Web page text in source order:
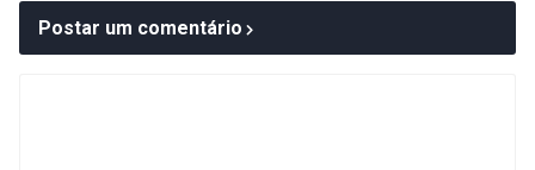
Postar um comentário